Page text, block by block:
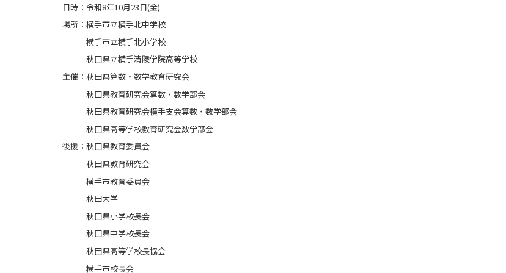
日時：令和8年10月23日(金)
場所：横手市立横手北中学校
横手市立横手北小学校
秋田県立横手清陵学院高等学校
主催：秋田県算数・数学教育研究会
秋田県教育研究会算数・数学部会
秋田県教育研究会横手支会算数・数学部会
秋田県高等学校教育研究会数学部会
後援：秋田県教育委員会
秋田県教育研究会
横手市教育委員会
秋田大学
秋田県小学校長会
秋田県中学校長会
秋田県高等学校長協会
横手市校長会